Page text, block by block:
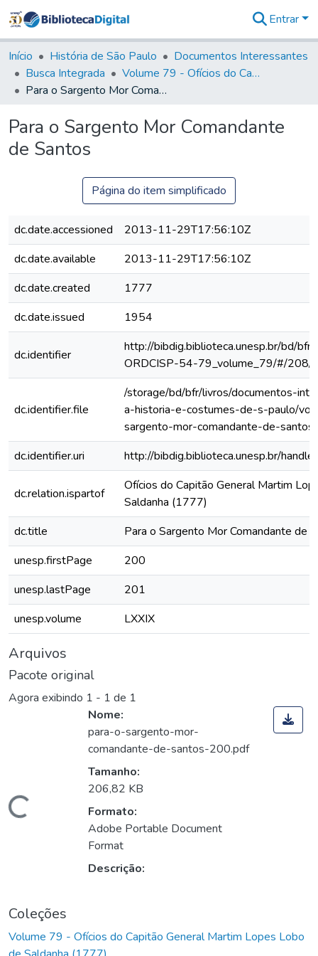
&
Coleções
Tudo na
Biblioteca
Estatísticas
Entrar
Início História de São Paulo
Documentos Interessantes
Busca Integrada
Volume 79 - Ofícios do Capitão General Martim Lopes Lobo de Saldanha (1777)
Para o Sargento Mor Comandante de Santos
Para o Sargento Mor Comandante
de Santos
Página do item simplificado
dc.date.accessioned
2013-11-29T17:56:10Z
dc.date.available
2013-11-29T17:56:10Z
dc.date.created
1777
dc.date.issued
1954
dc.identifier
http://bibdig.biblioteca.unesp.br/bd/
ORDCISP-54-79_volume_79/#/208/
dc.identifier.file
/storage/bd/bfr/livros/documentos-
a-historia-e-costumes-de-s-paulo/
sargento-mor-comandante-de-
dc.identifier.uri
http://bibdig.biblioteca.unesp.br/
dc.relation.ispartof
Ofícios do Capitão General Martim
Saldanha (1777)
dc.title
Para o Sargento Mor Comandante de
unesp.firstPage
200
unesp.lastPage
201
unesp.volume
LXXIX
Arquivos
Pacote original
Agora exibindo 1 - 1 de 1
Carregando...
Nome:
para-o-sargento-mor-
comandante-de-santos-200.pdf
Tamanho:
206,82 KB
Formato:
Adobe Portable Document
Format
Descrição:
Coleções
Volume 79 - Ofícios do Capitão General Martim Lopes Lobo